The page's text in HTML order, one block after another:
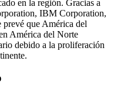
en la región. Gracias a
IBM Corporation,
que América del
América del Norte
debido a la proliferación